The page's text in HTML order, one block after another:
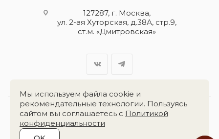
127287, г. Москва,
ул. 2-ая Хуторская, д.38А, стр.9,
ст.м. «Дмитровская»
Разработка сайта:
Мы используем файла cookie и
рекомендательные технологии. Пользуясь
сайтом вы соглашаетесь с Политикой
конфиденциальности